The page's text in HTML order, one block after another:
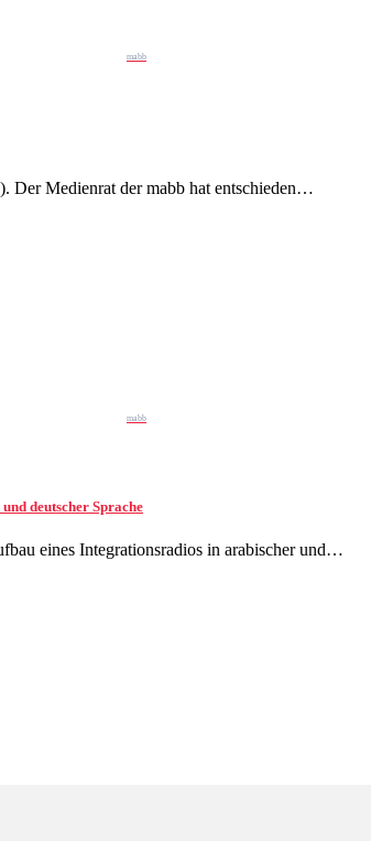
mabb
Der Medienrat der mabb hat entschieden…
mabb
deutscher Sprache
eines Integrationsradios in arabischer und…